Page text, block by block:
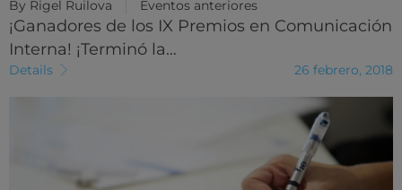
By Rigel Ruilova Eventos anteriores
¡Ganadores de los IX Premios en Comunicación
Interna! ¡Terminó la…
Details 26 febrero, 2018